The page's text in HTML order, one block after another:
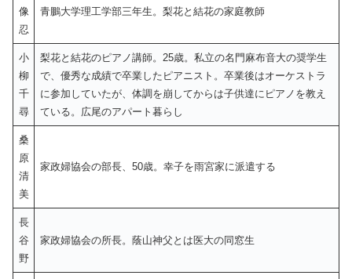
像
忍
青鵬大学理工学部三年生。梨花と結花の家庭教師
小
柳
千
尋
梨花と結花のピアノ講師。25歳。私立の名門麻布音大の奨学生
で、優秀な成績で卒業したピアニスト。卒業後はオーケストラ
に参加していたが、体調を崩してからは子供達にピアノを教え
ている。広尾のアパート暮らし
桑
原
清
美
家政婦協会の部長、50歳。幸子を雨宮家に派遣する
長
谷
野
家政婦協会の所長。蔭山神父とは医大の同窓生